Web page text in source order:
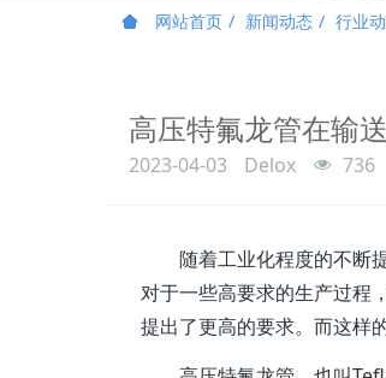
网站首页 新闻动态 行业
高压特氟龙管在输
2023-04-03 Delox 736
随着工业化程度的不断
对于一些高要求的生产过程
提出了更高的要求。而这样